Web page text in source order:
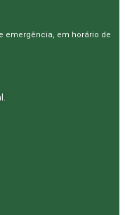
emergência, em horário de